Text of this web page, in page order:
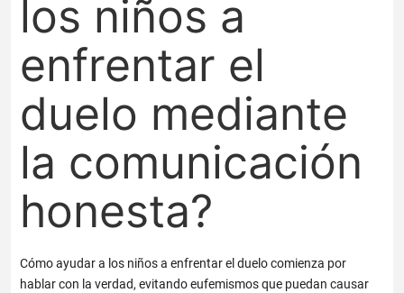
los niños a
enfrentar el
duelo mediante
la comunicación
honesta?
Cómo ayudar a los niños a enfrentar el duelocomienza por
hablar con la verdad, evitando eufemismos que puedan causar